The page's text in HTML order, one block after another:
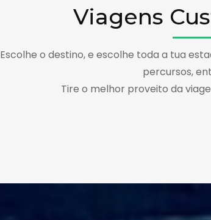
Viagens
Escolhe o destino, e escolhe toda a tua
percursos,
Tire o melhor proveito da